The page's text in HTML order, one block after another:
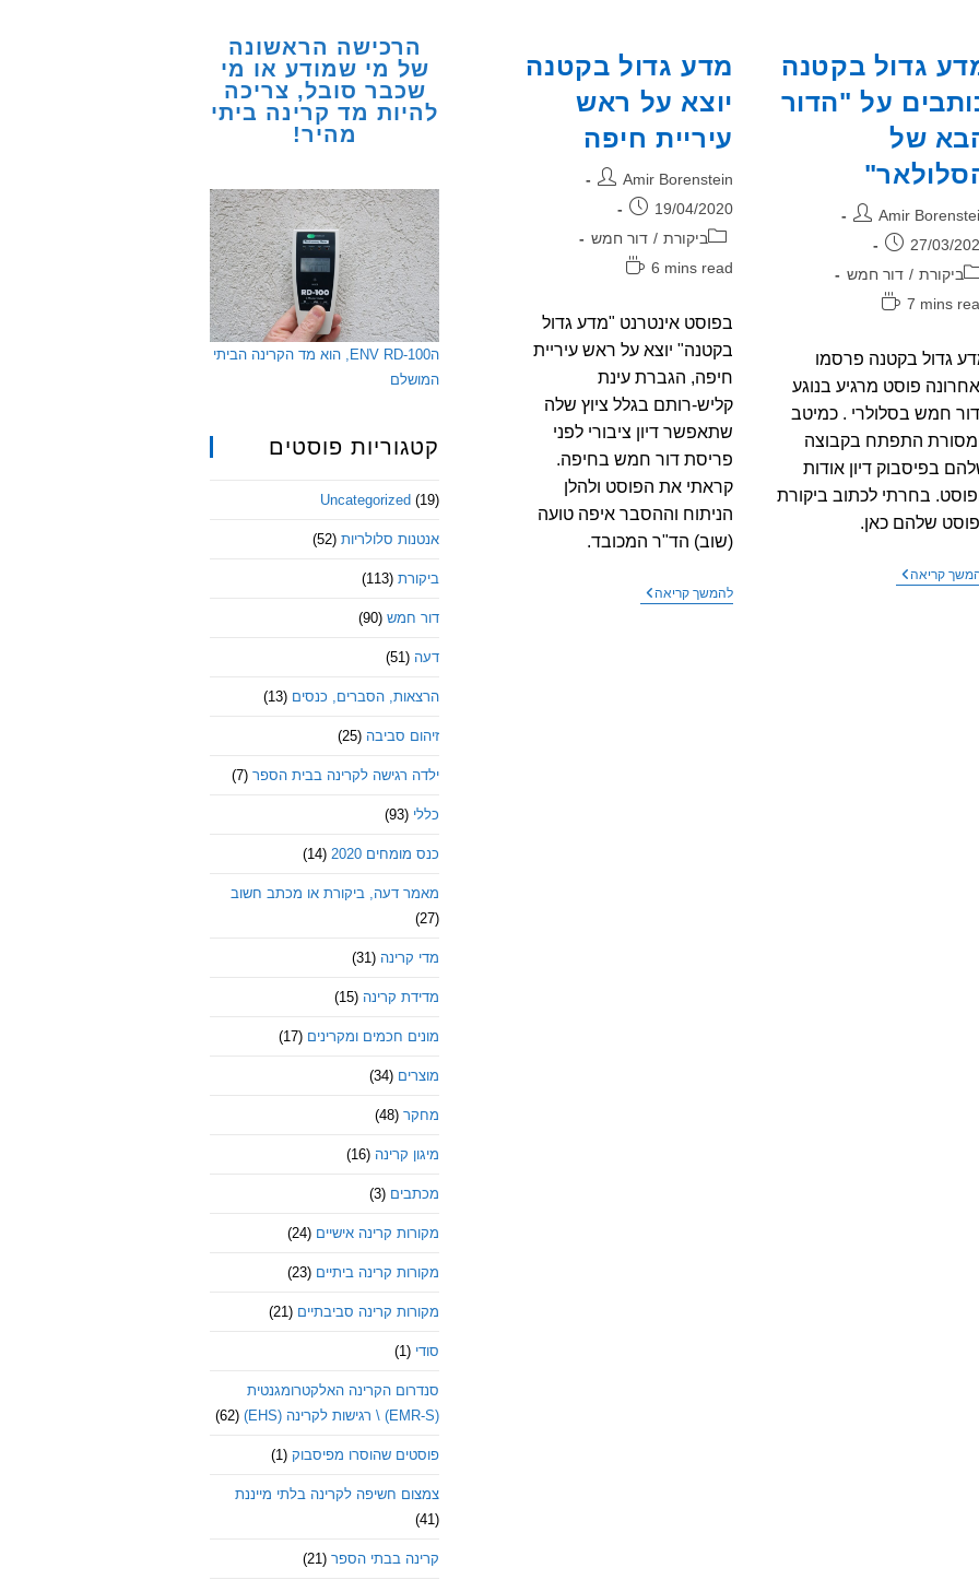
הרכישה הראשונה
של מי שמודע או מי
שכבר סובל, צריכה
להיות מד קרינה ביתי
מהיר!
הENV RD-100, הוא מד הקרינה הביתי
המושלם
קטגוריות פוסטים
Uncategorized (19)
אנטנות סלולריות (52)
ביקורת (113)
דור חמש (90)
דעה (51)
הרצאות, הסברים, כנסים (13)
זיהום סביבה (25)
ילדה רגישה לקרינה בבית הספר (7)
כללי (93)
כנס מומחים 2020 (14)
מאמר דעה, ביקורת או מכתב חשוב
(27)
מדי קרינה (31)
מדידת קרינה (15)
מונים חכמים ומקרינים (17)
מוצרים (34)
מחקר (48)
מיגון קרינה (16)
מכתבים (3)
מקורות קרינה אישיים (24)
מקורות קרינה ביתיים (23)
מקורות קרינה סביבתיים (21)
סודי (1)
סנדרום הקרינה האלקטרומגנטית
(EMR-S) \ רגישות לקרינה (EHS)
(62)
פוסטים שהוסרו מפיסבוק (1)
צמצום חשיפה לקרינה בלתי מייננת
(41)
קרינה בבתי הספר (21)
מדע גדול בקטנה
יוצא על ראש
עיריית חיפה
מחבר:
Amir Borenstein
פורסם:
19/04/2020
קטגוריה:
ביקורת / דור חמש
זמן
6 mins read
בפוסט אינטרנט "מדע גדול
בקטנה" יוצא על ראש עיריית
חיפה, הגברת עינת
קליש-רותם בגלל ציוץ שלה
שתאפשר דיון ציבורי לפני
פריסת דור חמש בחיפה.
קראתי את הפוסט ולהלן
הניתוח וההסבר איפה טועה
(שוב) הד"ר המכובד.
להמשך קריאהמדע
גדול בקטנה
על "הדור
של
Amir
27/03/
ביקורת / דור חמש
7 mins
גדול בקטנה פרסמו
פוסט מרגיע בנוגע
חמש בסלולרי . כמיטב
התפתח בקבוצה
בפיסבוק דיון אודות
בחרתי לכתוב ביקורת
שלהם כאן.
קריאהמדע